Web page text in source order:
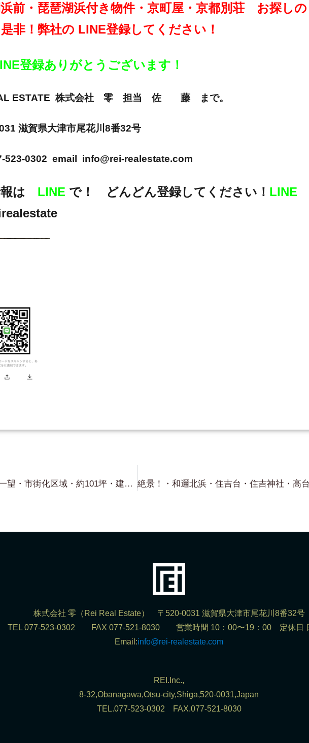
前・琵琶湖浜付き物件・京町屋・京都別荘 お探しの
非！弊社の LINE登録してください！
登録ありがとうございます！
ESTATE 株式会社 零 担当 佐 藤 まで。
滋賀県大津市尾花川8番32号
523-0302 email info@rei-realestate.com
報は LINE で！ どんどん登録してください！ LINE
木戸・琵琶湖一望・市街化区域・約101坪・建物付き・1,580万円・蓬莱・琵琶湖一望・約126坪・認定団地内更地・琵琶湖まで約80m・500万円！
株式会社 零（Rei Real Estate） 〒520-0031 滋賀県大津市尾花川8番32号
TEL 077-523-0302 FAX 077-521-8030 営業時間 10：00〜19：00 定休日
Email:info@rei-realestate.com
REI.Inc.,
8-32,Obanagawa,Otsu-city,Shiga,520-0031,Japan
TEL.077-523-0302 FAX.077-521-8030